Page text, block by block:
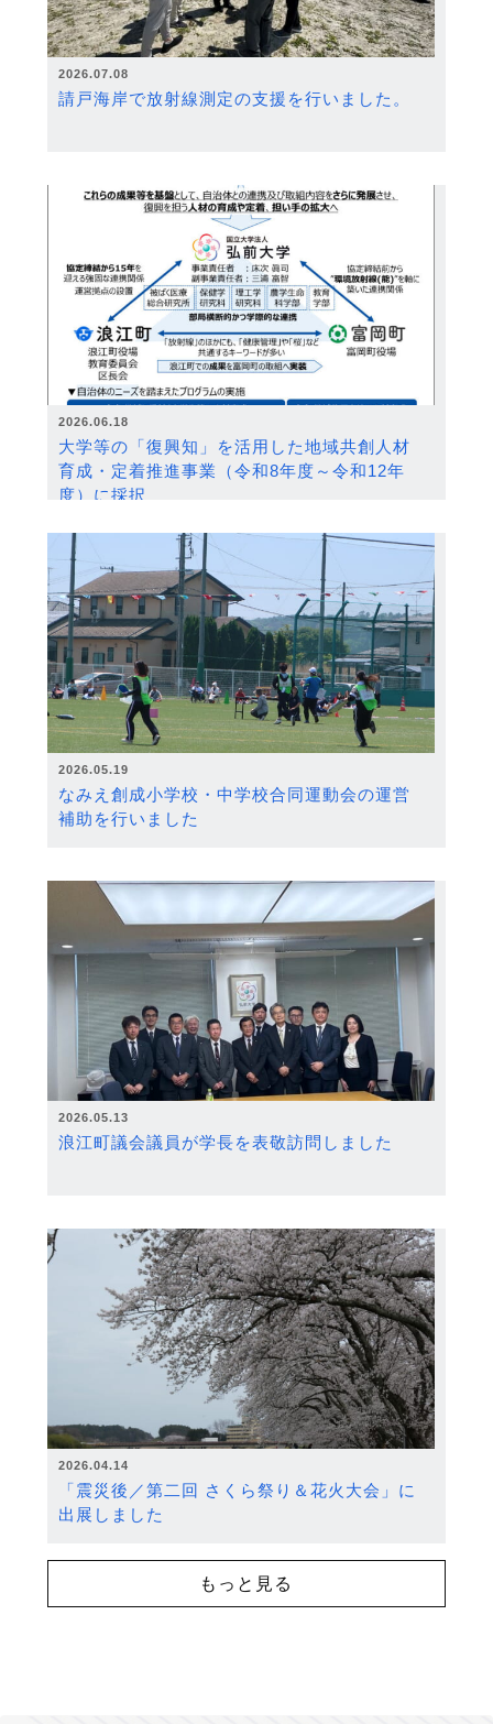
2026.07.08
請戸海岸で放射線測定の支援を行いました。
2026.06.18
大学等の「復興知」を活用した地域共創人材
育成・定着推進事業（令和8年度～令和12年
度）に採択
2026.05.19
なみえ創成小学校・中学校合同運動会の運営
補助を行いました
2026.05.13
浪江町議会議員が学長を表敬訪問しました
2026.04.14
「震災後／第二回 さくら祭り＆花火大会」に
出展しました
もっと見る